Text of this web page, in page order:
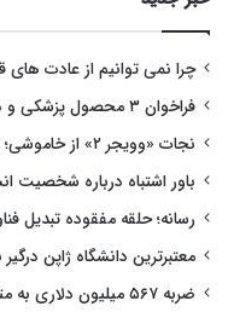
چرا نمی توانیم از عادت
فراخوان ۳ محصول پزشکی و دارویی به دلیل خطرهای کیفی و ایمنی
نجات «وویجر ۲» از خاموشی؛ تدبیر ناسا برای حفظ کاوشگر ۴۸ ساله
باور اشتباه درباره شخصیت
رسانه؛ حلقه مفقوده تبدیل
معتبرترین دانشگاه ژاپن
ضربه ۵۶۷ میلیون دلاری به متا؛ اینستاگرام زیر تیغ دادگاه